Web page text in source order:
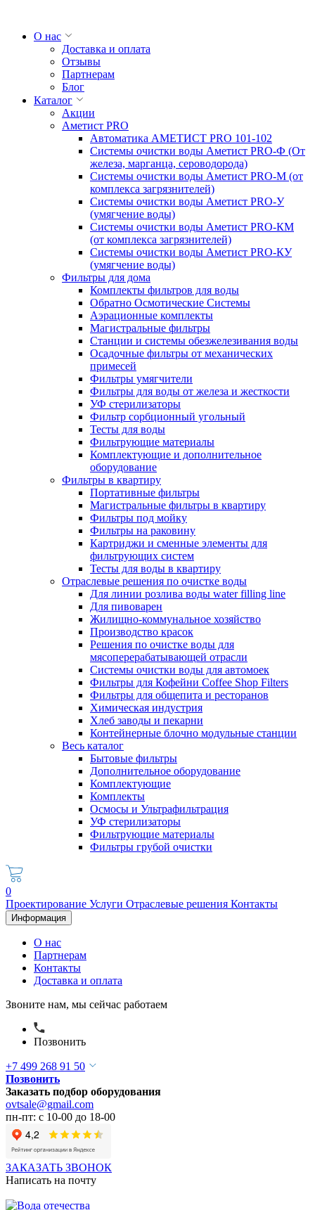
О нас
Доставка и оплата
Отзывы
Партнерам
Блог
Каталог
Акции
Аметист PRO
Автоматика АМЕТИСТ PRO 101-102
Системы очистки воды Аметист PRO-Ф (От
железа, марганца, сероводорода)
Системы очистки воды Аметист PRO-M (от
комплекса загрязнителей)
Системы очистки воды Аметист PRO-У
(умягчение воды)
Системы очистки воды Аметист PRO-КM
(от комплекса загрязнителей)
Системы очистки воды Аметист PRO-КУ
(умягчение воды)
Фильтры для дома
Комплекты фильтров для воды
Обратно Осмотические Системы
Аэрационные комплекты
Магистральные фильтры
Станции и системы обезжелезивания воды
Осадочные фильтры от механических
примесей
Фильтры умягчители
Фильтры для воды от железа и жесткости
УФ стерилизаторы
Фильтр сорбционный угольный
Тесты для воды
Фильтрующие материалы
Комплектующие и дополнительное
оборудование
Фильтры в квартиру
Портативные фильтры
Магистральные фильтры в квартиру
Фильтры под мойку
Фильтры на раковину
Картриджи и сменные элементы для
фильтрующих систем
Тесты для воды в квартиру
Отраслевые решения по очистке воды
Для линии розлива воды water filling line
Для пивоварен
Жилищно-коммунальное хозяйство
Производство красок
Решения по очистке воды для
мясоперерабатывающей отрасли
Системы очистки воды для автомоек
Фильтры для Кофейни Coffee Shop Filters
Фильтры для общепита и ресторанов
Химическая индустрия
Хлеб заводы и пекарни
Контейнерные блочно модульные станции
Весь каталог
Бытовые фильтры
Дополнительное оборудование
Комплектующие
Комплекты
Осмосы и Ультрафильтрация
УФ стерилизаторы
Фильтрующие материалы
Фильтры грубой очистки
0
Проектирование Услуги Отраслевые решения Контакты
Информация
О нас
Партнерам
Контакты
Доставка и оплата
Звоните нам, мы сейчас работаем
Позвонить
+7 499 268 91 50
Позвонить
Заказать подбор оборудования
ovtsale@gmail.com
пн-пт: с 10-00 до 18-00
ЗАКАЗАТЬ ЗВОНОК
Написать на почту